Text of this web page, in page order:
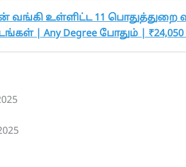
வங்கி உள்ளிட்ட 11 பொதுத்துறை
| Any Degree போதும் | ₹24,050